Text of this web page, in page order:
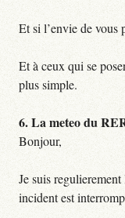
Et si l’envie de vous
Et à ceux qui se
plus simple.
6.La meteo du
Bonjour,
Je suis
incident est